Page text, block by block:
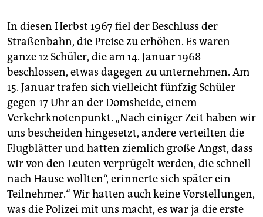
In diesen Herbst 1967 fiel der Beschluss der
Straßenbahn, die Preise zu erhöhen. Es waren
ganze 12 Schüler, die am 14. Januar 1968
beschlossen, etwas dagegen zu unternehmen. Am
15. Januar trafen sich vielleicht fünfzig Schüler
gegen 17 Uhr an der Domsheide, einem
Verkehrknotenpunkt. „Nach einiger Zeit haben wir
uns bescheiden hingesetzt, andere verteilten die
Flugblätter und hatten ziemlich große Angst, dass
wir von den Leuten verprügelt werden, die schnell
nach Hause wollten“, erinnerte sich später ein
Teilnehmer.“ Wir hatten auch keine Vorstellungen,
was die Polizei mit uns macht, es war ja die erste